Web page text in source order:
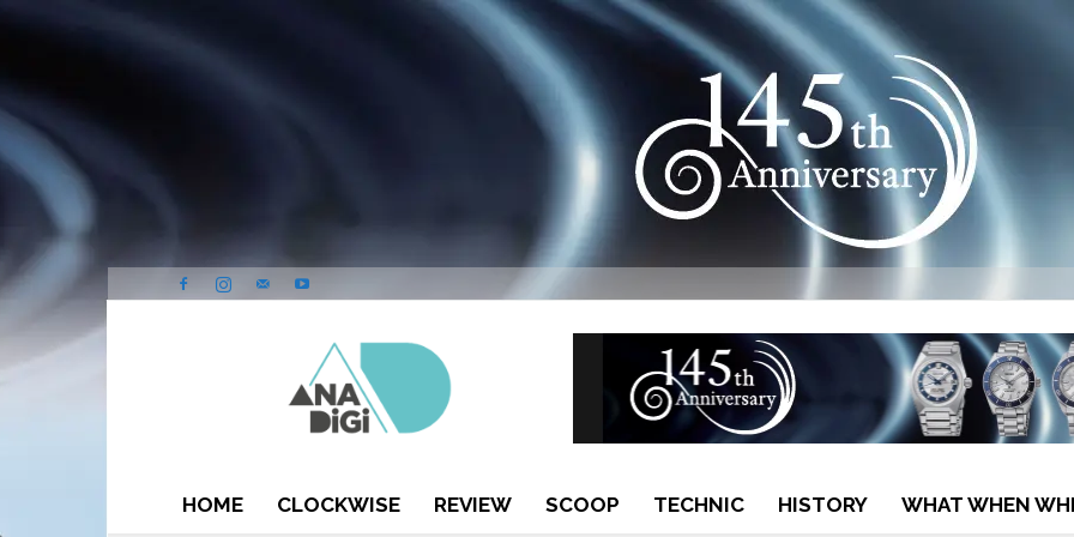
HOME CLOCKWISE REVIEW SCOOP TECHNIC HISTORY WHAT WHEN